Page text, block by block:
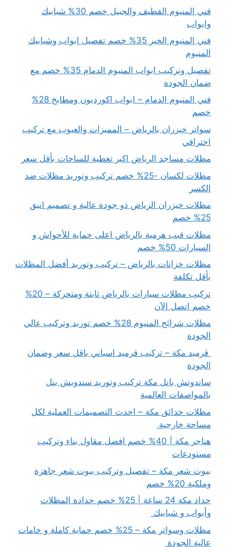
فني المنيوم القطيف والجبيل خصم 30% شبابيك
وابواب
فني المنيوم الخبر 35% خصم تفصيل ابواب وشبابيك
المنيوم
تفصيل وتركيب ابواب المنيوم الدمام 35% خصم مع
ضمان الجودة
فني المنيوم الدمام – ابواب اكورديون ومطابخ 28%
خصم
سواتر خيزران بالرياض – المميزات والعيوب مع تركيب
احترافي
مظلات مساجد الرياض اكبر تغطية للساحات بأقل سعر
مظلات لكسان -25% خصم تركيب وتوريد مظلات ضد
الكسر
مظلات خيزران الرياض ذو جودة عالية و تصميم انيق
25% خصم
مظلات قبب هرمية بالرياض اعلى حماية للأحواش و
السيارات 50% خصم
مظلات خزانات بالرياض – تركيب وتوريد أفضل المظلات
بأقل تكلفة
تركيب مظلات سيارات بالرياض ثابتة ومتحركة – 20%
خصم اتصل الآن
مظلات شرائح المنيوم 28% خصم توريد وتركيب عالي
الجودة
قرميد مكة – تركيب قرميد اسباني باقل سعر وضمان
الجودة
ساندوتش بانل مكة تركيب وتوريد سندويش بنل
بالمواصفات العالمية
مظلات حدائق مكة – احدث التصميمات العملية لكل
مساحة خارجية
هناجر مكة | 40% خصم افضل مقاول بناء وتركيب
مستودعات
بيوت شعر مكة – تفصيل وتركيب بيوت شعر جاهزة
وملكية 20% خصم
حداد مكة 24 ساعة | 25% خصم حدادة المظلات
وأبواب و شبابيك
مظلات وسواتر مكة – 25% خصم حماية كاملة و خامات
عالية الجودة